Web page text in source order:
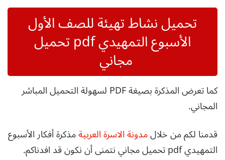
تحميل نشاط تهيئة للصف الأول
الأسبوع التمهيدي pdf تحميل
مجاني
كما تعرض المذكرة بصيغة PDF لسهولة التحميل المباشر
المجاني.
قدمنا لكم من خلالمدونة الاسرة العربيةمذكرة أفكار الأسبوع
التمهيدي pdf تحميل مجاني نتمنى أن نكون قد افدناكم.